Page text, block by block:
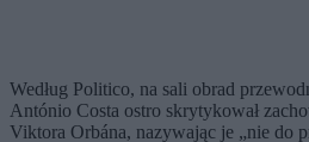
Według Politico, na sali obrad
António Costa ostro skrytykował
Viktora Orbána, nazywając je „nie do